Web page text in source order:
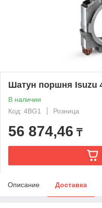
Шатун поршня Isuzu
В наличии
Код: 4BG1
Розница
56 874,46 ₸
Описание Доставка